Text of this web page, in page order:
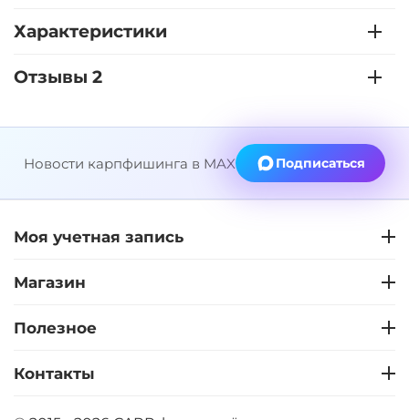
Характеристики
Отзывы 2
Новости карпфишинга в MAX Подписаться
Моя учетная запись
Магазин
Полезное
Контакты